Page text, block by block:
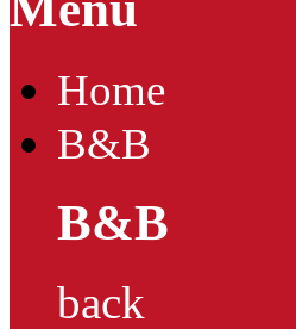
Home
B&B
B&B
back